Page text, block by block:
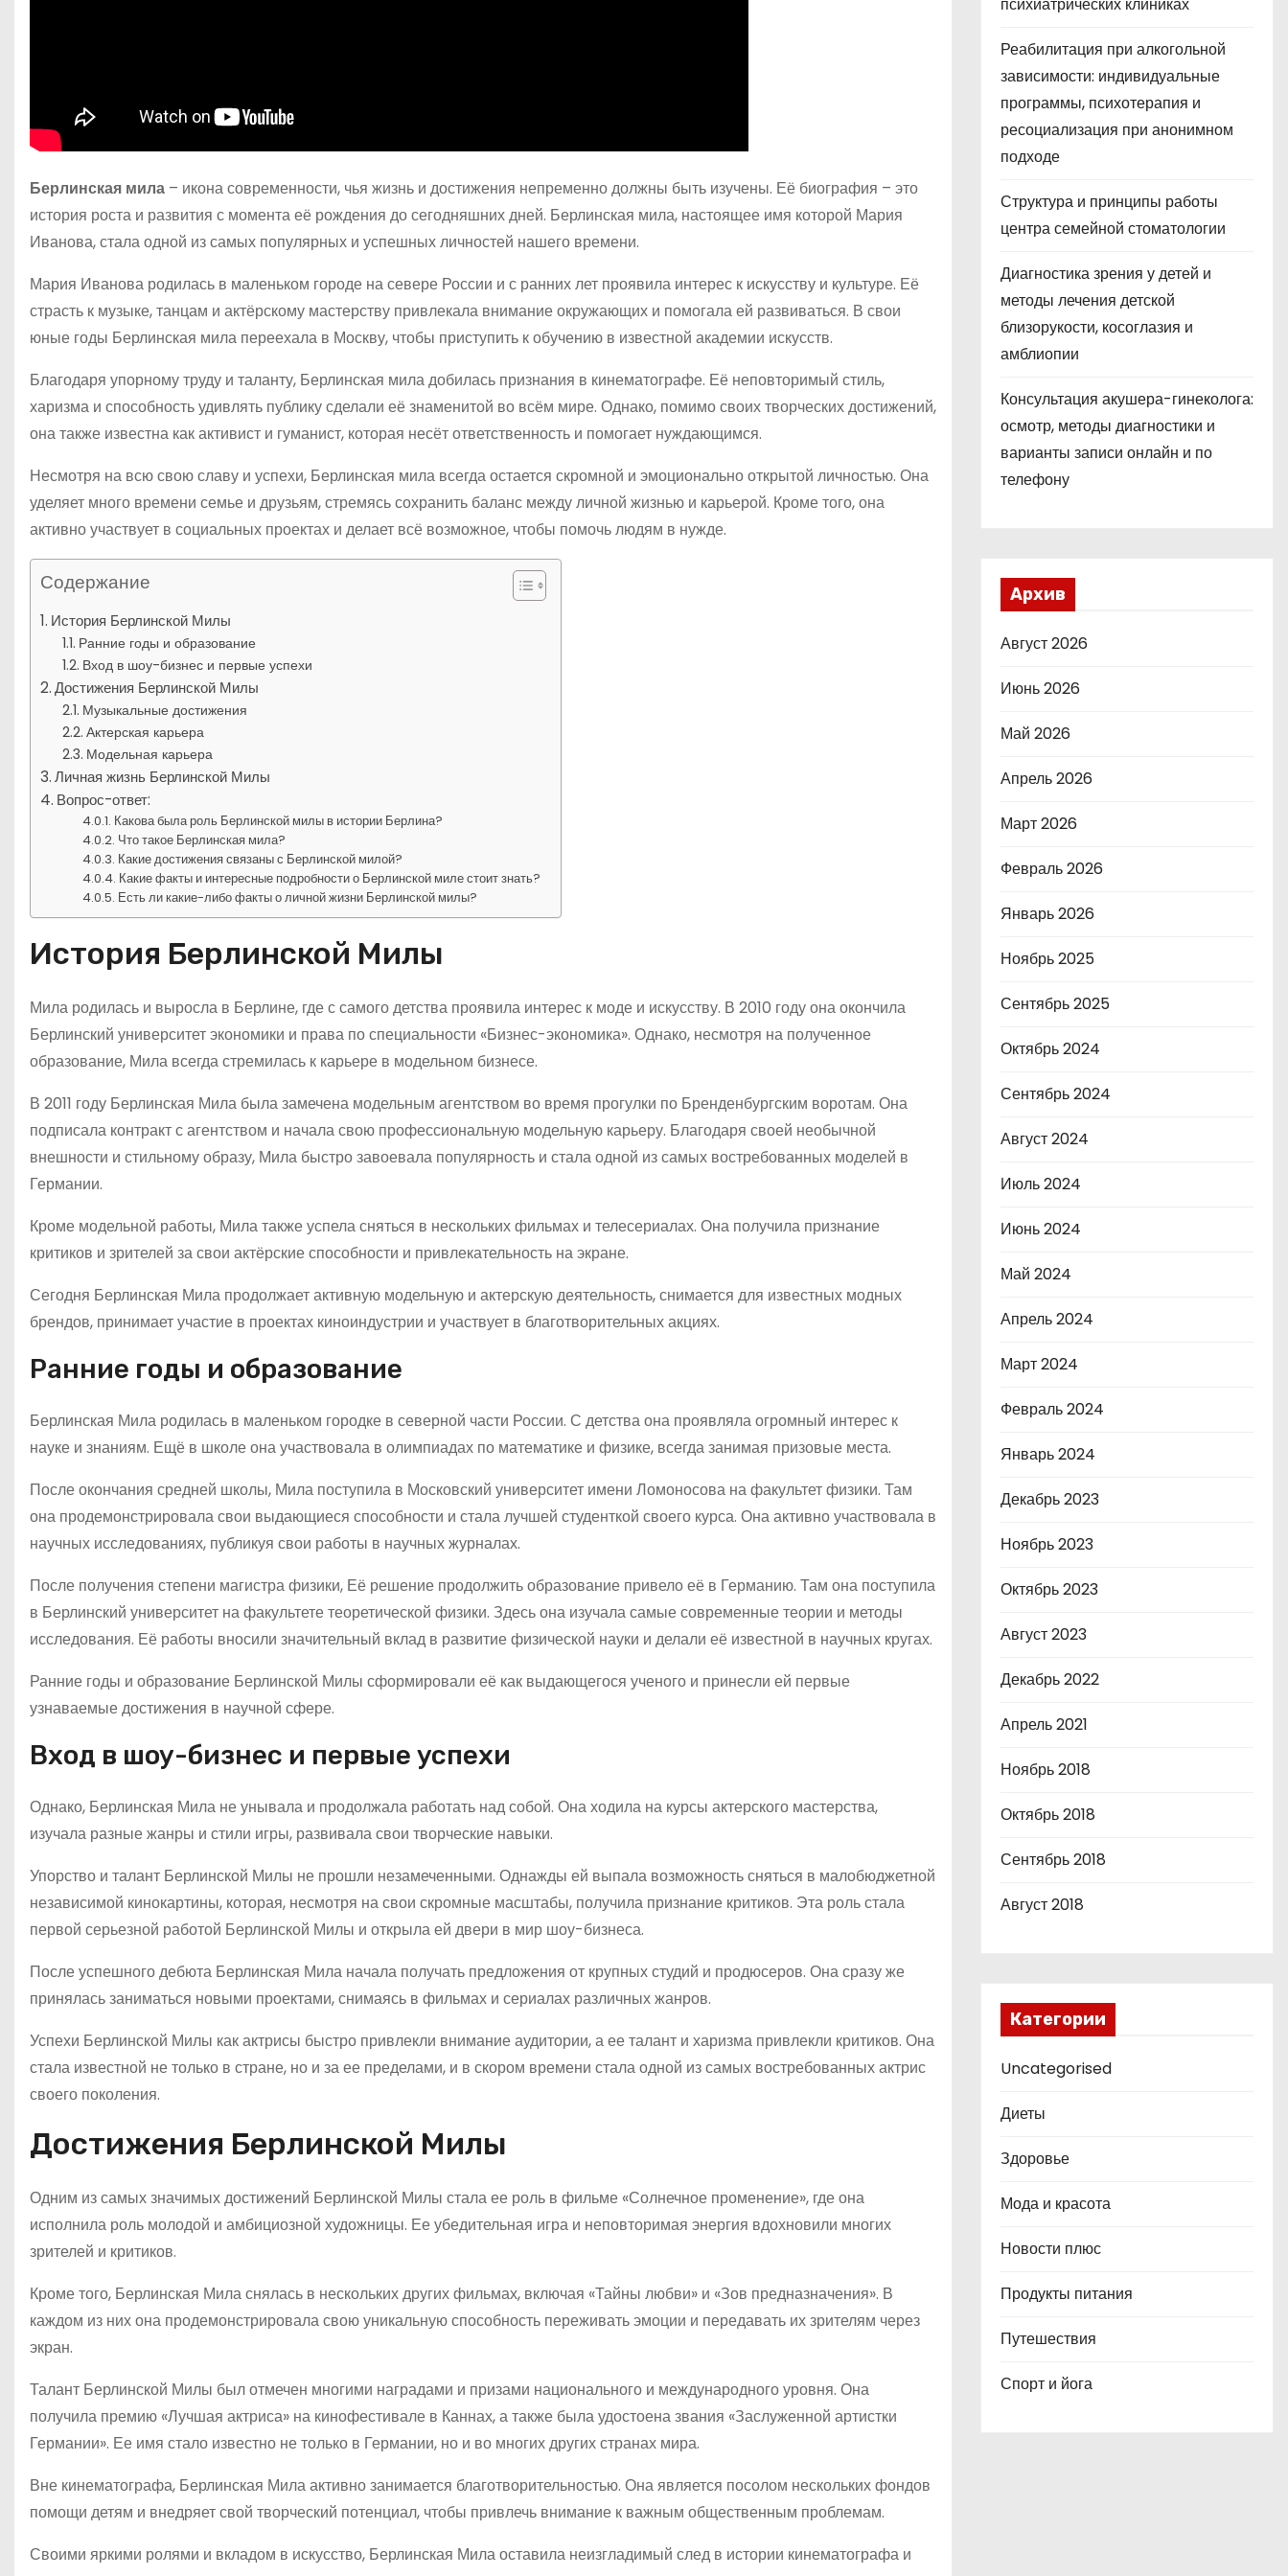
Берлинская мила – икона современности, чья жизнь и достижения непременно должны быть изучены. Её биография – это
история роста и развития с момента её рождения до сегодняшних дней. Берлинская мила, настоящее имя которой Мария
Иванова, стала одной из самых популярных и успешных личностей нашего времени.
Мария Иванова родилась в маленьком городе на севере России и с ранних лет проявила интерес к искусству и культуре. Её
страсть к музыке, танцам и актёрскому мастерству привлекала внимание окружающих и помогала ей развиваться. В свои
юные годы Берлинская мила переехала в Москву, чтобы приступить к обучению в известной академии искусств.
Благодаря упорному труду и таланту, Берлинская мила добилась признания в кинематографе. Её неповторимый стиль,
харизма и способность удивлять публику сделали её знаменитой во всём мире. Однако, помимо своих творческих достижений,
она также известна как активист и гуманист, которая несёт ответственность и помогает нуждающимся.
Несмотря на всю свою славу и успехи, Берлинская мила всегда остается скромной и эмоционально открытой личностью. Она
уделяет много времени семье и друзьям, стремясь сохранить баланс между личной жизнью и карьерой. Кроме того, она
активно участвует в социальных проектах и делает всё возможное, чтобы помочь людям в нужде.
Содержание
История Берлинской Милы
Ранние годы и образование
Вход в шоу-бизнес и первые успехи
Достижения Берлинской Милы
Музыкальные достижения
Актерская карьера
Модельная карьера
Личная жизнь Берлинской Милы
Вопрос-ответ:
Какова была роль Берлинской милы в истории Берлина?
Что такое Берлинская мила?
Какие достижения связаны с Берлинской милой?
Какие факты и интересные подробности о Берлинской миле стоит знать?
Есть ли какие-либо факты о личной жизни Берлинской милы?
История Берлинской Милы
Мила родилась и выросла в Берлине, где с самого детства проявила интерес к моде и искусству. В 2010 году она окончила
Берлинский университет экономики и права по специальности «Бизнес-экономика». Однако, несмотря на полученное
образование, Мила всегда стремилась к карьере в модельном бизнесе.
В 2011 году Берлинская Мила была замечена модельным агентством во время прогулки по Бренденбургским воротам. Она
подписала контракт с агентством и начала свою профессиональную модельную карьеру. Благодаря своей необычной
внешности и стильному образу, Мила быстро завоевала популярность и стала одной из самых востребованных моделей в
Германии.
Кроме модельной работы, Мила также успела сняться в нескольких фильмах и телесериалах. Она получила признание
критиков и зрителей за свои актёрские способности и привлекательность на экране.
Сегодня Берлинская Мила продолжает активную модельную и актерскую деятельность, снимается для известных модных
брендов, принимает участие в проектах киноиндустрии и участвует в благотворительных акциях.
Ранние годы и образование
Берлинская Мила родилась в маленьком городке в северной части России. С детства она проявляла огромный интерес к
науке и знаниям. Ещё в школе она участвовала в олимпиадах по математике и физике, всегда занимая призовые места.
После окончания средней школы, Мила поступила в Московский университет имени Ломоносова на факультет физики. Там
она продемонстрировала свои выдающиеся способности и стала лучшей студенткой своего курса. Она активно участвовала в
научных исследованиях, публикуя свои работы в научных журналах.
После получения степени магистра физики, Её решение продолжить образование привело её в Германию. Там она поступила
в Берлинский университет на факультете теоретической физики. Здесь она изучала самые современные теории и методы
исследования. Её работы вносили значительный вклад в развитие физической науки и делали её известной в научных кругах.
Ранние годы и образование Берлинской Милы сформировали её как выдающегося ученого и принесли ей первые
узнаваемые достижения в научной сфере.
Вход в шоу-бизнес и первые успехи
Однако, Берлинская Мила не унывала и продолжала работать над собой. Она ходила на курсы актерского мастерства,
изучала разные жанры и стили игры, развивала свои творческие навыки.
Упорство и талант Берлинской Милы не прошли незамеченными. Однажды ей выпала возможность сняться в малобюджетной
независимой кинокартины, которая, несмотря на свои скромные масштабы, получила признание критиков. Эта роль стала
первой серьезной работой Берлинской Милы и открыла ей двери в мир шоу-бизнеса.
После успешного дебюта Берлинская Мила начала получать предложения от крупных студий и продюсеров. Она сразу же
принялась заниматься новыми проектами, снимаясь в фильмах и сериалах различных жанров.
Успехи Берлинской Милы как актрисы быстро привлекли внимание аудитории, а ее талант и харизма привлекли критиков. Она
стала известной не только в стране, но и за ее пределами, и в скором времени стала одной из самых востребованных актрис
своего поколения.
Достижения Берлинской Милы
Одним из самых значимых достижений Берлинской Милы стала ее роль в фильме «Солнечное променение», где она
исполнила роль молодой и амбициозной художницы. Ее убедительная игра и неповторимая энергия вдохновили многих
зрителей и критиков.
Кроме того, Берлинская Мила снялась в нескольких других фильмах, включая «Тайны любви» и «Зов предназначения». В
каждом из них она продемонстрировала свою уникальную способность переживать эмоции и передавать их зрителям через
экран.
Талант Берлинской Милы был отмечен многими наградами и призами национального и международного уровня. Она
получила премию «Лучшая актриса» на кинофестивале в Каннах, а также была удостоена звания «Заслуженной артистки
Германии». Ее имя стало известно не только в Германии, но и во многих других странах мира.
Вне кинематографа, Берлинская Мила активно занимается благотворительностью. Она является посолом нескольких фондов
помощи детям и внедряет свой творческий потенциал, чтобы привлечь внимание к важным общественным проблемам.
Своими яркими ролями и вкладом в искусство, Берлинская Мила оставила неизгладимый след в истории кинематографа и
Реабилитация при алкогольной
зависимости: индивидуальные
программы, психотерапия и
ресоциализация при анонимном
подходе
Структура и принципы работы
центра семейной стоматологии
Диагностика зрения у детей и
методы лечения детской
близорукости, косоглазия и
амблиопии
Консультация акушера-гинеколога:
осмотр, методы диагностики и
варианты записи онлайн и по
телефону
Архив
Август 2026
Июнь 2026
Май 2026
Апрель 2026
Март 2026
Февраль 2026
Январь 2026
Ноябрь 2025
Сентябрь 2025
Октябрь 2024
Сентябрь 2024
Август 2024
Июль 2024
Июнь 2024
Май 2024
Апрель 2024
Март 2024
Февраль 2024
Январь 2024
Декабрь 2023
Ноябрь 2023
Октябрь 2023
Август 2023
Декабрь 2022
Апрель 2021
Ноябрь 2018
Октябрь 2018
Сентябрь 2018
Август 2018
Категории
Uncategorised
Диеты
Здоровье
Мода и красота
Новости плюс
Продукты питания
Путешествия
Спорт и йога